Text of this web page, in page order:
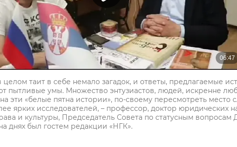
таит в себе немало загадок, и ответы, предлагаемые
пытливые умы. Множество энтузиастов, людей, искренне
эти «белые пятна истории», по-своему пересмотреть место
ярких исследователей, – профессор, доктор юридических
и культуры, Председатель Совета по статусным
днях был гостем редакции «НГК».